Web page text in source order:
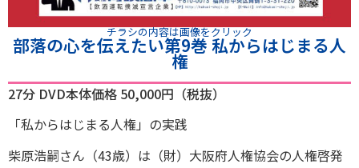
チラシの内容は画像をクリック
部落の心を伝えたい第9巻 私からはじまる人
権
27分 DVD本体価格 50,000円（税抜）
「私からはじまる人権」の実践
柴原浩嗣さん（43歳）は（財）大阪府人権協会の人権啓発